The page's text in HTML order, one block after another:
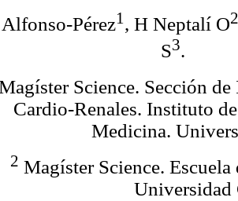
Pérez1 , H Neptalí O2
S3.
Science. Sección
Cardio-Renales. Instituto
Medicina.
2 Magíster Science.
Universidad